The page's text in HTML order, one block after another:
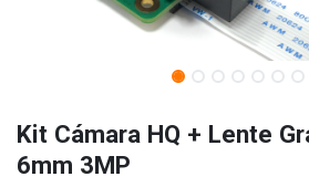
Kit Cámara HQ + Lente
6mm 3MP